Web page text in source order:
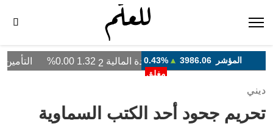
ديني
تحريم جحود أحد الكتب السماوية